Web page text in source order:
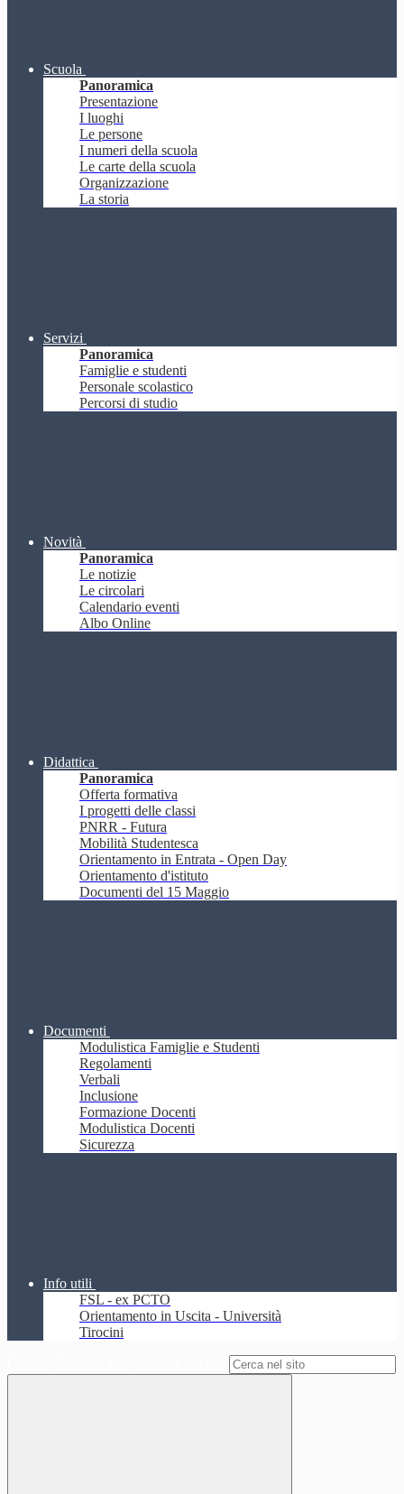
Scuola
Panoramica
Presentazione
I luoghi
Le persone
I numeri della scuola
Le carte della scuola
Organizzazione
La storia
Servizi
Panoramica
Famiglie e studenti
Personale scolastico
Percorsi di studio
Novità
Panoramica
Le notizie
Le circolari
Calendario eventi
Albo Online
Didattica
Panoramica
Offerta formativa
I progetti delle classi
PNRR - Futura
Mobilità Studentesca
Orientamento in Entrata - Open Day
Orientamento d'istituto
Documenti del 15 Maggio
Documenti
Modulistica Famiglie e Studenti
Regolamenti
Verbali
Inclusione
Formazione Docenti
Modulistica Docenti
Sicurezza
Info utili
FSL - ex PCTO
Orientamento in Uscita - Università
Tirocini